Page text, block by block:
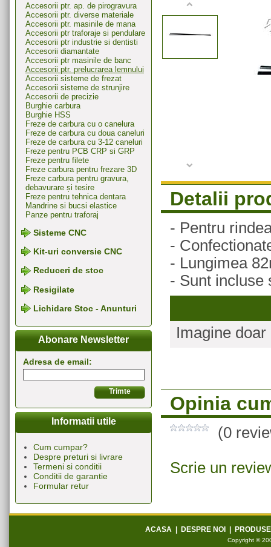
Accesorii ptr. ap. de pirogravura
Accesorii ptr. diverse materiale
Accesorii ptr. masinile de mana
Accesorii ptr traforaje si pendulare
Accesorii ptr industrie si dentisti
Accesorii diamantate
Accesorii ptr masinile de banc
Accesorii ptr. prelucrarea lemnului
Accesorii sisteme de frezat
Accesorii sisteme de strunjire
Accesorii de precizie
Burghie carbura
Burghie HSS
Freze de carbura cu o canelura
Freze de carbura cu doua caneluri
Freze de carbura cu 3-12 caneluri
Freze pentru PCB CRP si GRP
Freze pentru filete
Freze carbura pentru frezare 3D
Freze carbura pentru gravura,
debavurare și tesire
Freze pentru tehnica dentara
Mandrine si bucsi elastice
Panze pentru traforaj
Sisteme CNC
Kit-uri conversie CNC
Reduceri de stoc
Resigilate
Lichidare Stoc - Anunturi
Abonare Newsletter
Adresa de email:
Informatii utile
Cum cumpar?
Despre preturi si livrare
Termeni si conditii
Conditii de garantie
Formular retur
Detalii
- Pentru
-
- Lungimea
- Sunt incluse
Imagine
Opinia
(0
Scrie un
ACASA DESPRE NOI
Copyright ©